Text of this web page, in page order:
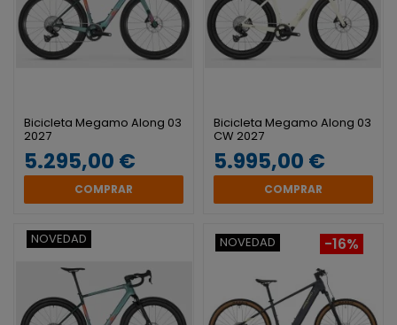
Bicicleta Megamo Along 03
2027
5.295,00 €
COMPRAR
Bicicleta Megamo Along 03
CW 2027
5.995,00 €
COMPRAR
NOVEDAD -16%
NOVEDAD